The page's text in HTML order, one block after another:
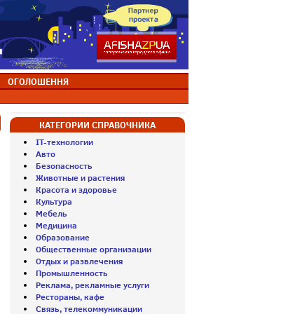
ОГОЛОШЕННЯ
КАТЕГОРИИ СПРАВОЧНИКА
IT-технологии
Авто
Безопасность
Животные и растения
Красота и здоровье
Культура
Мебель
Медицина
Образование
Общественные организации
Отдых и развлечения
Промышленность
Реклама, рекламные услуги
Рестораны, кафе
Связь, телекоммуникации